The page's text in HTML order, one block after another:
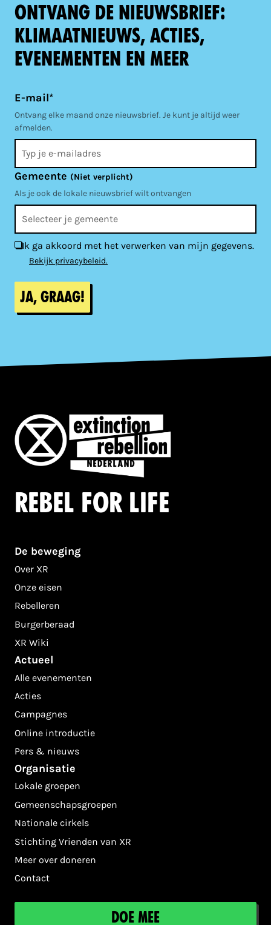
Ontvang de nieuwsbrief:
klimaatnieuws, acties,
evenementen en meer
E-mail*
Ontvang elke maand onze nieuwsbrief. Je kunt je altijd weer
afmelden.
Gemeente (Niet verplicht)
Als je ook de lokale nieuwsbrief wilt ontvangen
Ik ga akkoord met het verwerken van mijn gegevens.
Bekijk privacybeleid.
Ja, graag!
Rebel for life
De beweging
Over XR
Onze eisen
Rebelleren
Burgerberaad
XR Wiki
Actueel
Alle evenementen
Acties
Campagnes
Online introductie
Pers & nieuws
Organisatie
Lokale groepen
Gemeenschapsgroepen
Nationale cirkels
Stichting Vrienden van XR
Meer over doneren
Contact
Doe mee